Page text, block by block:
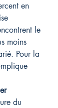
en
le
moins
Pour la
du